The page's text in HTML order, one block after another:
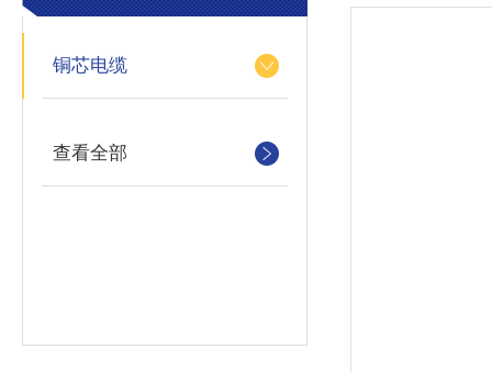
铜芯电缆
查看全部